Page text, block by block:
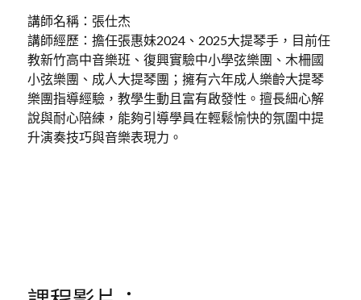
講師名稱：張仕杰
講師經歷：擔任張惠妹2024、2025大提琴手，目前任
教新竹高中音樂班、復興實驗中小學弦樂團、木柵國
小弦樂團、成人大提琴團；擁有六年成人樂齡大提琴
樂團指導經驗，教學生動且富有啟發性。擅長細心解
說與耐心陪練，能夠引導學員在輕鬆愉快的氛圍中提
升演奏技巧與音樂表現力。